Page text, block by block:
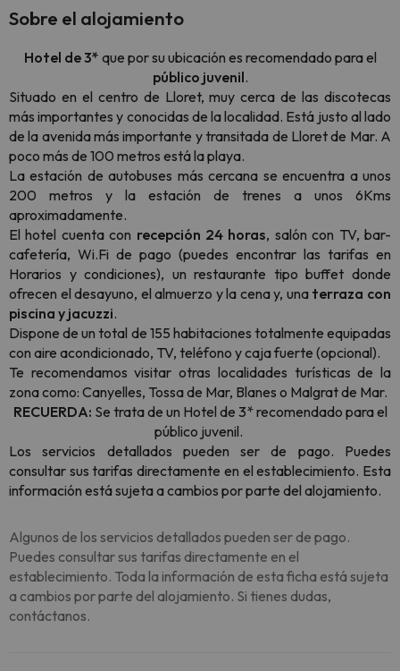
Sobre el alojamiento
Hotel de 3* que por su ubicación es recomendado para el
público juvenil.
Situado en el centro de Lloret, muy cerca de las discotecas
más importantes y conocidas de la localidad. Está justo al lado
de la avenida más importante y transitada de Lloret de Mar. A
poco más de 100 metros está la playa.
La estación de autobuses más cercana se encuentra a unos
200 metros y la estación de trenes a unos 6Kms
aproximadamente.
El hotel cuenta con recepción 24 horas, salón con TV, bar-
cafetería, Wi.Fi de pago (puedes encontrar las tarifas en
Horarios y condiciones), un restaurante tipo buffet donde
ofrecen el desayuno, el almuerzo y la cena y, una terraza con
piscina y jacuzzi.
Dispone de un total de 155 habitaciones totalmente equipadas
con aire acondicionado, TV, teléfono y caja fuerte (opcional).
Te recomendamos visitar otras localidades turísticas de la
zona como: Canyelles, Tossa de Mar, Blanes o Malgrat de Mar.
RECUERDA: Se trata de un Hotel de 3* recomendado para el
público juvenil.
Los servicios detallados pueden ser de pago. Puedes
consultar sus tarifas directamente en el establecimiento. Esta
información está sujeta a cambios por parte del alojamiento.
Algunos de los servicios detallados pueden ser de pago.
Puedes consultar sus tarifas directamente en el
establecimiento. Toda la información de esta ficha está sujeta
a cambios por parte del alojamiento. Si tienes dudas,
contáctanos.